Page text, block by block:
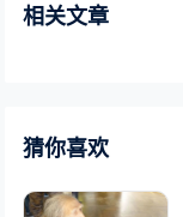
相关文章
猜你喜欢